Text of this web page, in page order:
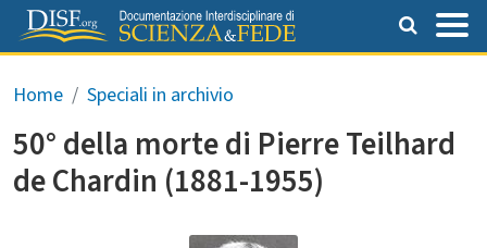
Salta al contenuto principale
Briciole di pane
Home Speciali in archivio
50° della morte di Pierre Teilhard
de Chardin (1881-1955)